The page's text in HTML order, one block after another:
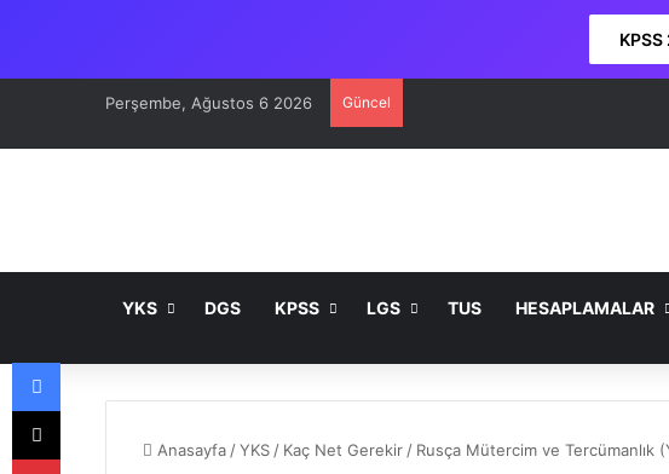
Perşembe, Ağustos 6 2026 Güncel
YKS DGS KPSS LGS TUS HESAPLAMALAR
Anasayfa /YKS / Kaç Net Gerekir / Rusça Mütercim ve Tercümanlık
Facebook